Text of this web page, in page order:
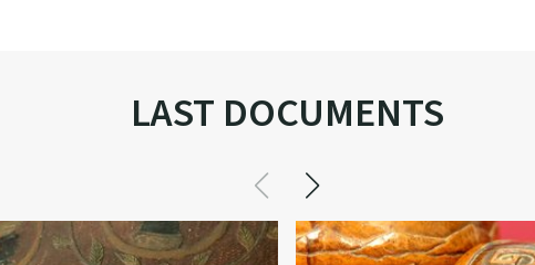
LAST DOCUMENTS